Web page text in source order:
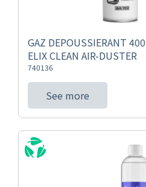
GAZ DEPOUSSIERANT
ELIX CLEAN AIR-DUSTER
740136
See more